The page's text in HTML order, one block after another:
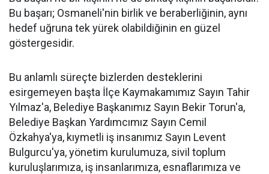
Bu başarı; Osmaneli'nin birlik ve beraberliğinin, aynı
hedef uğruna tek yürek olabildiğinin en güzel
göstergesidir.
Bu anlamlı süreçte bizlerden desteklerini
esirgemeyen başta İlçe Kaymakamımız Sayın Tahir
Yılmaz'a, Belediye Başkanımız Sayın Bekir Torun'a,
Belediye Başkan Yardımcımız Sayın Cemil
Özkahya'ya, kıymetli iş insanımız Sayın Levent
Bulgurcu'ya, yönetim kurulumuza, sivil toplum
kuruluşlarımıza, iş insanlarımıza, esnaflarımıza ve